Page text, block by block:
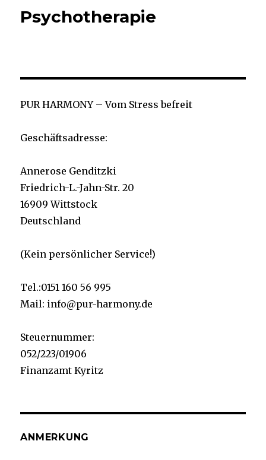
Psychotherapie
PUR HARMONY – Vom Stress befreit
Geschäftsadresse:
Annerose Genditzki
Friedrich-L.-Jahn-Str. 20
16909 Wittstock
Deutschland
(Kein persönlicher Service!)
Tel.:0151 160 56 995
Mail: info@pur-harmony.de
Steuernummer:
052/223/01906
Finanzamt Kyritz
ANMERKUNG